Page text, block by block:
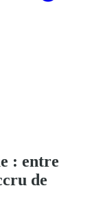
: entre
de